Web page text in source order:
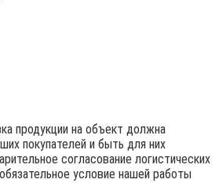
продукции на объект должна
покупателей и быть для них
согласование логистических
условие нашей работы